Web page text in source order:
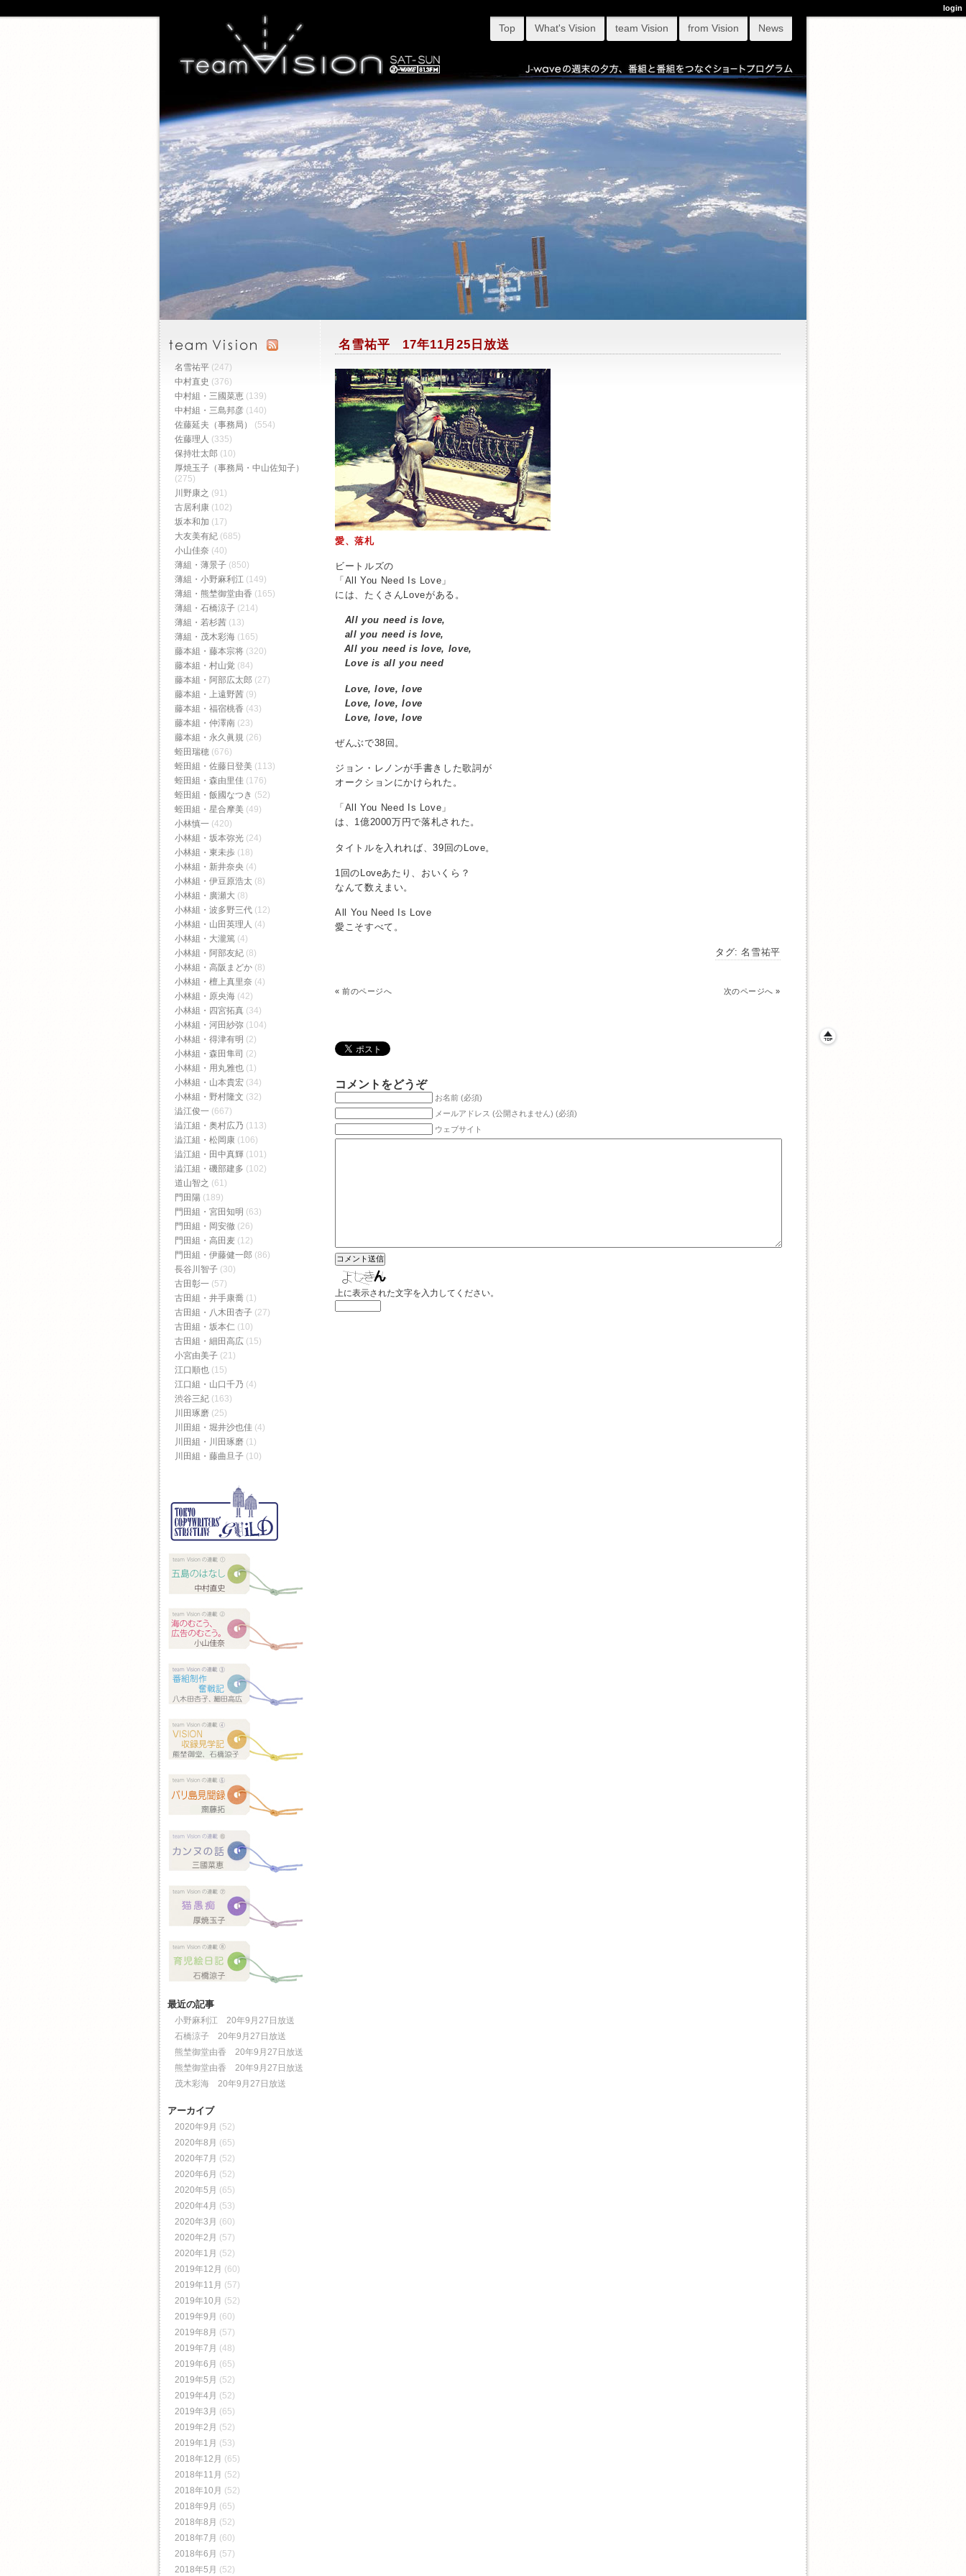
Top What's Vision team Vision from Vision News
名雪祐平 17年11月25日放送
愛、落札
ビートルズの
「All You Need Is Love」
には、たくさんLoveがある。
All you need is love,
all you need is love,
All you need is love, love,
Love is all you need
Love, love, love
Love, love, love
Love, love, love
ぜんぶで38回。
ジョン・レノンが手書きした歌詞が
オークションにかけられた。
「All You Need Is Love」
は、1億2000万円で落札された。
タイトルを入れれば、39回のLove。
1回のLoveあたり、おいくら？
なんて数えまい。
All You Need Is Love
愛こそすべて。
タグ:名雪祐平
«前のページへ 次のページへ »
コメントをどうぞ
お名前 (必須)
メールアドレス (公開されません) (必須)
ウェブサイト
上に表示された文字を入力してください。
名雪祐平 (247)
中村直史 (376)
中村組・三國菜恵 (139)
中村組・三島邦彦 (140)
佐藤延夫（事務局）
(554)
佐藤理人 (335)
保持壮太郎 (10)
厚焼玉子（事務局・中山佐知子）
(275)
川野康之 (91)
古居利康 (102)
坂本和加 (17)
大友美有紀 (685)
小山佳奈 (40)
薄組・薄景子 (850)
薄組・小野麻利江 (149)
薄組・熊埜御堂由香 (165)
薄組・石橋涼子 (214)
薄組・若杉茜 (13)
薄組・茂木彩海 (165)
藤本組・藤本宗将 (320)
藤本組・村山覚 (84)
藤本組・阿部広太郎 (27)
藤本組・上遠野茜 (9)
藤本組・福宿桃香‬ (43)
藤本組・仲澤南 (23)
藤本組・永久眞規 (26)
蛭田瑞穂 (676)
蛭田組・佐藤日登美 (113)
蛭田組・森由里佳 (176)
蛭田組・飯國なつき (52)
蛭田組・星合摩美 (49)
小林慎一 (420)
小林組・坂本弥光 (24)
小林組・東未歩 (18)
小林組・新井奈央 (4)
小林組・伊豆原浩太 (8)
小林組・廣瀬大 (8)
小林組・波多野三代 (12)
小林組・山田英理人 (4)
小林組・大瀧篤 (4)
小林組・阿部友紀 (8)
小林組・高阪まどか (8)
小林組・檀上真里奈 (4)
小林組・原央海 (42)
小林組・四宮拓真 (34)
小林組・河田紗弥 (104)
小林組・得津有明 (2)
小林組・森田隼司 (2)
小林組・用丸雅也 (1)
小林組・山本貴宏 (34)
小林組・野村隆文 (32)
澁江俊一 (667)
澁江組・奥村広乃 (113)
澁江組・松岡康 (106)
澁江組・田中真輝 (101)
澁江組・磯部建多 (102)
道山智之 (61)
門田陽 (189)
門田組・宮田知明 (63)
門田組・岡安徹 (26)
門田組・高田麦 (12)
門田組・伊藤健一郎 (86)
長谷川智子 (30)
古田彰一 (57)
古田組・井手康喬 (1)
古田組・八木田杏子 (27)
古田組・坂本仁 (10)
古田組・細田高広 (15)
小宮由美子 (21)
江口順也 (15)
江口組・山口千乃 (4)
渋谷三紀 (163)
川田琢磨 (25)
川田組・堀井沙也佳 (4)
川田組・川田琢磨 (1)
川田組・藤曲旦子 (10)
最近の記事
小野麻利江 20年9月27日放送
石橋涼子 20年9月27日放送
熊埜御堂由香 20年9月27日放送
熊埜御堂由香 20年9月27日放送
茂木彩海 20年9月27日放送
アーカイブ
2020年9月 (52)
2020年8月 (65)
2020年7月 (52)
2020年6月 (52)
2020年5月 (65)
2020年4月 (53)
2020年3月 (60)
2020年2月 (57)
2020年1月 (52)
2019年12月 (60)
2019年11月 (57)
2019年10月 (52)
2019年9月 (60)
2019年8月 (57)
2019年7月 (48)
2019年6月 (65)
2019年5月 (52)
2019年4月 (52)
2019年3月 (65)
2019年2月 (52)
2019年1月 (53)
2018年12月 (65)
2018年11月 (52)
2018年10月 (52)
2018年9月 (65)
2018年8月 (52)
2018年7月 (60)
2018年6月 (57)
2018年5月 (52)
login